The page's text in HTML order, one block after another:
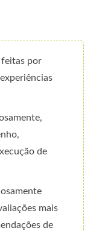
feitas por
de
mais
de